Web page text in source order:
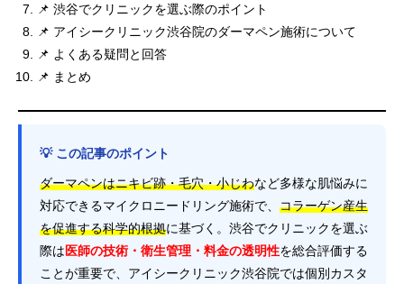
📌 渋谷でクリニックを選ぶ際のポイント
📌 アイシークリニック渋谷院のダーマペン施術について
📌 よくある疑問と回答
📌 まとめ
💡 この記事のポイント
ダーマペンはニキビ跡・毛穴・小じわなど多様な肌悩みに
対応できるマイクロニードリング施術で、 コラーゲン産生
を促進する科学的根拠に基づく。渋谷でクリニックを選ぶ
際は医師の技術・衛生管理・料金の透明性を総合評価する
ことが重要で、アイシークリニック渋谷院では個別カスタ